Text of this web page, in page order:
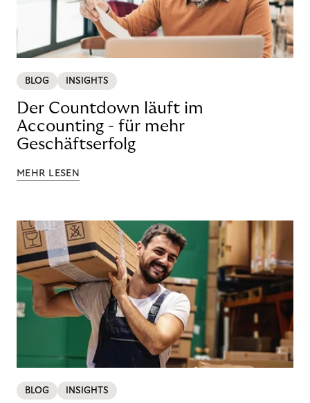
BLOG INSIGHTS
Der Countdown läuft im
Accounting - für mehr
Geschäftserfolg
MEHR LESEN
BLOG INSIGHTS